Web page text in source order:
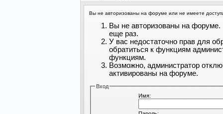
Вы не авторизованы на форуме или не имеете
Вы не авторизованы на форуме.
еще раз.
У вас недостаточно прав для
обратиться к функциям
функциям.
Возможно, администратор
активированы на форуме.
Вход
Имя: